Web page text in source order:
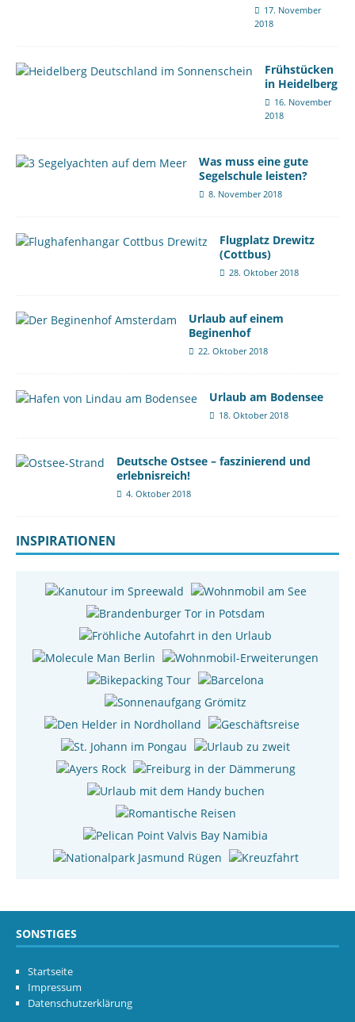
17. November
2018
Frühstücken
in Heidelberg
16. November
2018
Was muss eine gute
Segelschule leisten?
8. November 2018
Flugplatz Drewitz
(Cottbus)
28. Oktober 2018
Urlaub auf einem
Beginenhof
22. Oktober 2018
Urlaub am Bodensee
18. Oktober 2018
Deutsche Ostsee – faszinierend und
erlebnisreich!
4. Oktober 2018
INSPIRATIONEN
SONSTIGES
Startseite
Impressum
Datenschutzerklärung